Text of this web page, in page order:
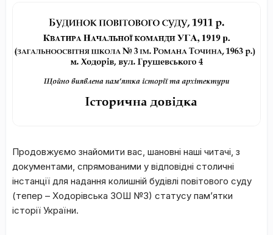
Продовжуємо знайомити вас, шановні наші читачі, з
документами, спрямованими у відповідні столичні
інстанції для надання колишній будівлі повітового суду
(тепер – Ходорівська ЗОШ №3) статусу пам’ятки
історії України.